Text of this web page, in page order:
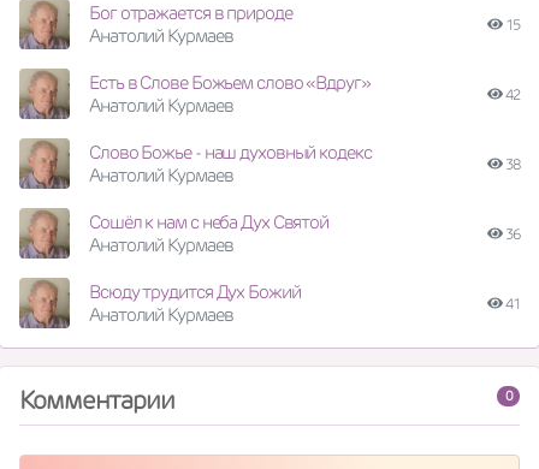
Бог отражается в природе
Анатолий Курмаев
15
Есть в Слове Божьем слово «Вдруг»
Анатолий Курмаев
42
Слово Божье - наш духовный кодекс
Анатолий Курмаев
38
Сошёл к нам с неба Дух Святой
Анатолий Курмаев
36
Всюду трудится Дух Божий
Анатолий Курмаев
41
0
Комментарии